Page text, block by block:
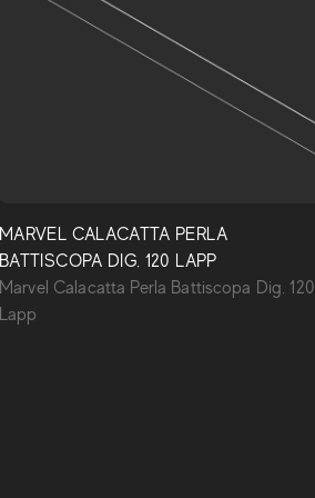
MARVEL CALACATTA PERLA
BATTISCOPA DIG. 120 LAPP
Marvel Calacatta Perla Battiscopa Dig. 120
Lapp